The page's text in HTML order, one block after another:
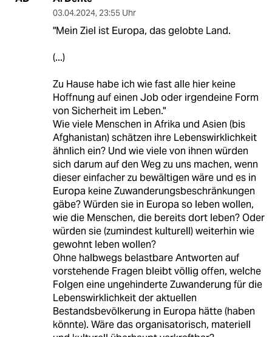
03.04.2024, 23:55 Uhr
"Mein Ziel ist Europa, das gelobte Land.
(...)
Zu Hause habe ich wie fast alle hier keine
Hoffnung auf einen Job oder irgendeine Form
von Sicherheit im Leben."
Wie viele Menschen in Afrika und Asien (bis
Afghanistan) schätzen ihre Lebenswirklichkeit
ähnlich ein? Und wie viele von ihnen würden
sich darum auf den Weg zu uns machen, wenn
dieser einfacher zu bewältigen wäre und es in
Europa keine Zuwanderungsbeschränkungen
gäbe? Würden sie in Europa so leben wollen,
wie die Menschen, die bereits dort leben? Oder
würden sie (zumindest kulturell) weiterhin wie
gewohnt leben wollen?
Ohne halbwegs belastbare Antworten auf
vorstehende Fragen bleibt völlig offen, welche
Folgen eine ungehinderte Zuwanderung für die
Lebenswirklichkeit der aktuellen
Bestandsbevölkerung in Europa hätte (haben
könnte). Wäre das organisatorisch, materiell